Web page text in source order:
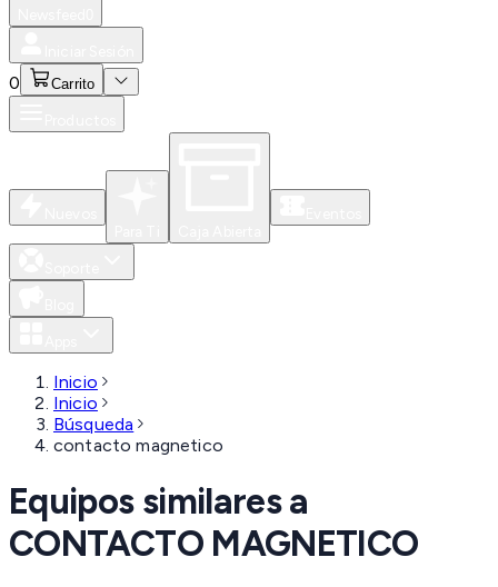
0 Carrito
Inicio
Inicio
Búsqueda
contacto magnetico
Equipos similares a
CONTACTO MAGNETICO